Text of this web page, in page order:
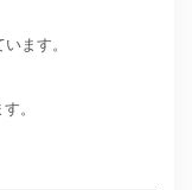
ます。
。